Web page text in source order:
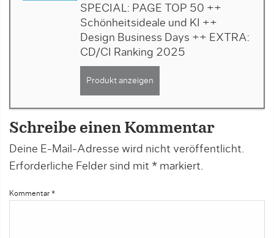
SPECIAL: PAGE TOP 50 ++
Schönheitsideale und KI ++
Design Business Days ++ EXTRA:
CD/CI Ranking 2025
Produkt anzeigen
Schreibe einen Kommentar
Deine E-Mail-Adresse wird nicht veröffentlicht.
Erforderliche Felder sind mit * markiert.
Kommentar *